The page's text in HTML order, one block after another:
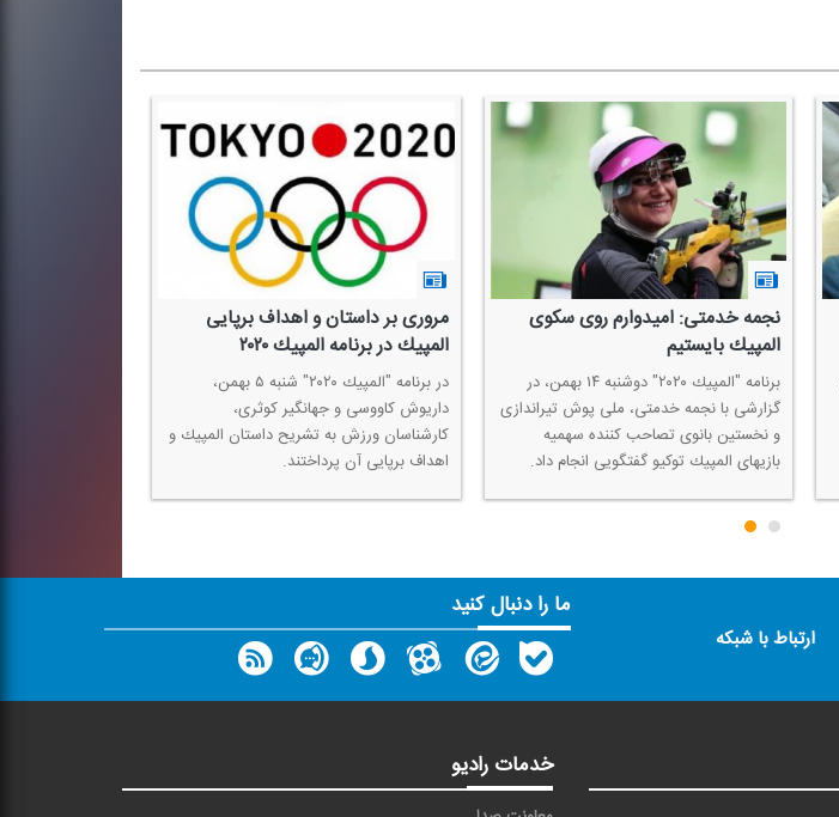
نجمه خدمتی: امیدوارم روی سكوی
المپیك بایستیم
برنامه "المپیك ۲۰۲۰" دوشنبه ۱۴ بهمن، در
گزارشی با نجمه خدمتی، ملی پوش تیراندازی
و نخستین بانوی تصاحب كننده سهمیه
بازیهای المپیك توكیو گفتگویی انجام داد.
مروری بر داستان و اهداف برپایی
المپیك در برنامه المپیك ۲۰۲۰
در برنامه "المپیك ۲۰۲۰" شنبه ۵ بهمن،
داریوش كاووسی و جهانگیر كوثری،
كارشناسان ورزش به تشریح داستان المپیك و
اهداف برپایی آن پرداختند.
ارتباط با شبکه
ما را دنبال کنید
خدمات رادیو